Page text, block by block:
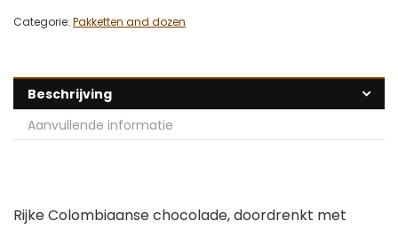
Categorie: Pakketten and dozen
Beschrijving
Aanvullende informatie
Rijke Colombiaanse chocolade, doordrenkt met